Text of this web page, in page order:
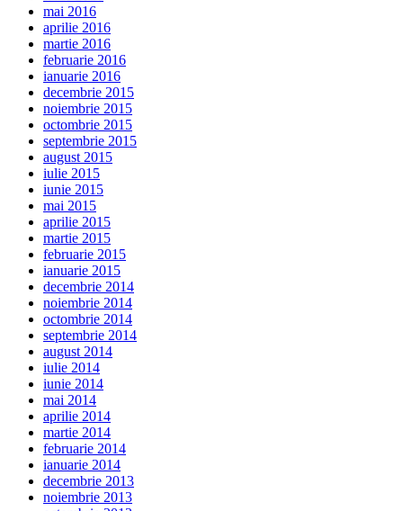
mai 2016
aprilie 2016
martie 2016
februarie 2016
ianuarie 2016
decembrie 2015
noiembrie 2015
octombrie 2015
septembrie 2015
august 2015
iulie 2015
iunie 2015
mai 2015
aprilie 2015
martie 2015
februarie 2015
ianuarie 2015
decembrie 2014
noiembrie 2014
octombrie 2014
septembrie 2014
august 2014
iulie 2014
iunie 2014
mai 2014
aprilie 2014
martie 2014
februarie 2014
ianuarie 2014
decembrie 2013
noiembrie 2013